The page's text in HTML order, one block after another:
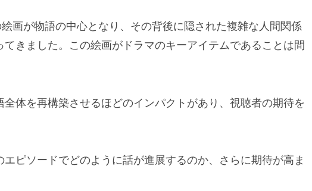
画が物語の中心となり、その背後に隠された複雑な人間関係
きました。この絵画がドラマのキーアイテムであることは間
全体を再構築させるほどのインパクトがあり、視聴者の期待を
ピソードでどのように話が進展するのか、さらに期待が高ま